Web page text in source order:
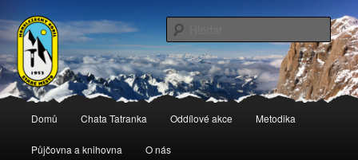
k
hlavnímu
obsahu
webu
k
obsahu
postranního
paneluHO Staré Město
Staré Město
navigační
Domů Chata Tatranka Oddílové akce Metodika
Půjčovna a knihovna O nás